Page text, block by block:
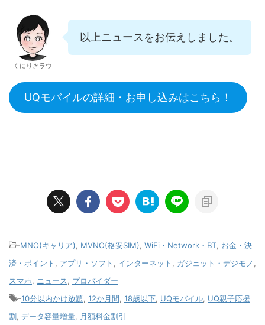
くにりきラウ
以上ニュースをお伝えしました。
UQモバイルの詳細・お申し込みはこちら！
-MNO(キャリア), MVNO(格安SIM), WiFi・Network・BT, お金・決
済・ポイント , アプリ・ソフト , インターネット , ガジェット・デジモノ,
スマホ, ニュース, プロバイダー
-10分以内かけ放題, 12か月間, 18歳以下, UQモバイル, UQ親子応援
割, データ容量増量, 月額料金割引